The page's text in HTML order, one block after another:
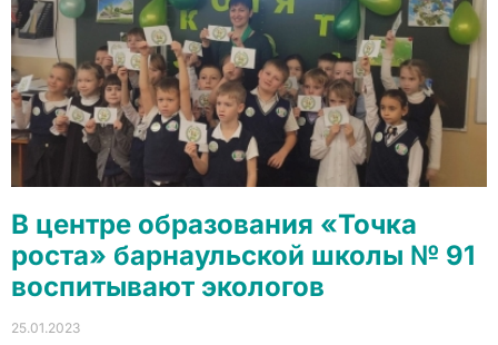
В центре образования «Точка
роста» барнаульской школы № 91
воспитывают экологов
25.01.2023